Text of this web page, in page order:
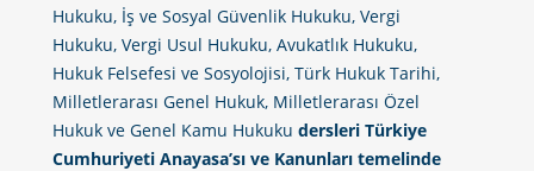
Hukuku, İş ve Sosyal Güvenlik Hukuku, Vergi
Hukuku, Vergi Usul Hukuku, Avukatlık Hukuku,
Hukuk Felsefesi ve Sosyolojisi, Türk Hukuk Tarihi,
Milletlerarası Genel Hukuk, Milletlerarası Özel
Hukuk ve Genel Kamu Hukuku dersleri Türkiye
Cumhuriyeti Anayasa’sı ve Kanunları temelinde